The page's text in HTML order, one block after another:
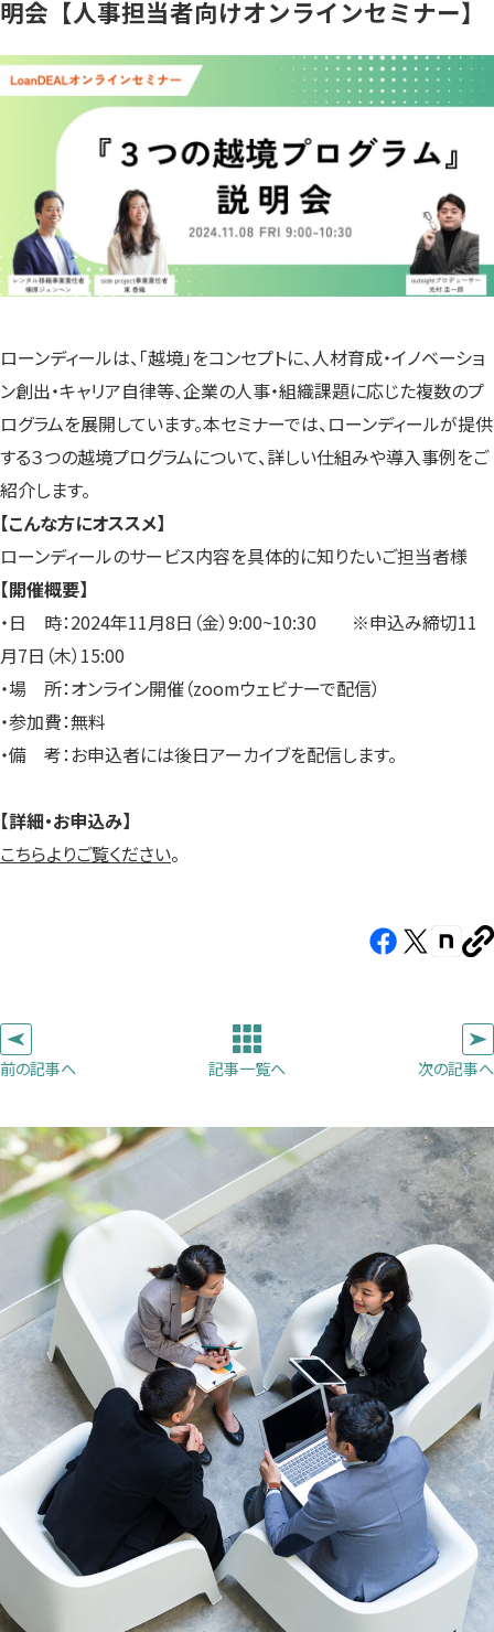
明会【人事担当者向けオンラインセミナー】
ローンディールは、「越境」をコンセプトに、人材育成・イノベーショ
ン創出・キャリア自律等、企業の人事・組織課題に応じた複数のプ
ログラムを展開しています。本セミナーでは、ローンディールが提供
する３つの越境プログラムについて、詳しい仕組みや導入事例をご
紹介します。
【こんな方にオススメ】
ローンディールのサービス内容を具体的に知りたいご担当者様
【開催概要】
・日 時：2024年11月8日（金）9:00~10:30 ※申込み締切11
月7日（木）15:00
・場 所：オンライン開催（zoomウェビナーで配信）
・参加費：無料
・備 考：お申込者には後日アーカイブを配信します。
【詳細・お申込み】
こちらよりご覧ください。
Facebook（新
き
ま
す）
X（新
き
ま
す）
note（新
で
き
ま
す）
ー
前の記事へ 記事一覧へ 次の記事へ